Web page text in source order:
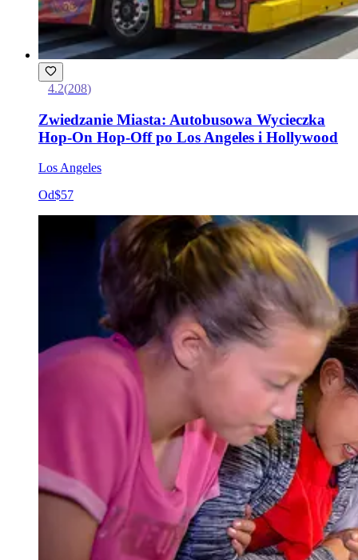
4.2(208)
Zwiedzanie Miasta: Autobusowa Wycieczka
Hop-On Hop-Off po Los Angeles i Hollywood
Los Angeles
Od$57